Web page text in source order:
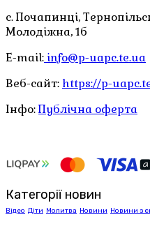
с. Почапинці,
Молодіжна, 1б
E-mail: info@p-uapc.te.ua
Веб-сайт: https://p-
Інфо:Публічна оферта
Категорії новин
Відео Діти Молитва Новини Новини з